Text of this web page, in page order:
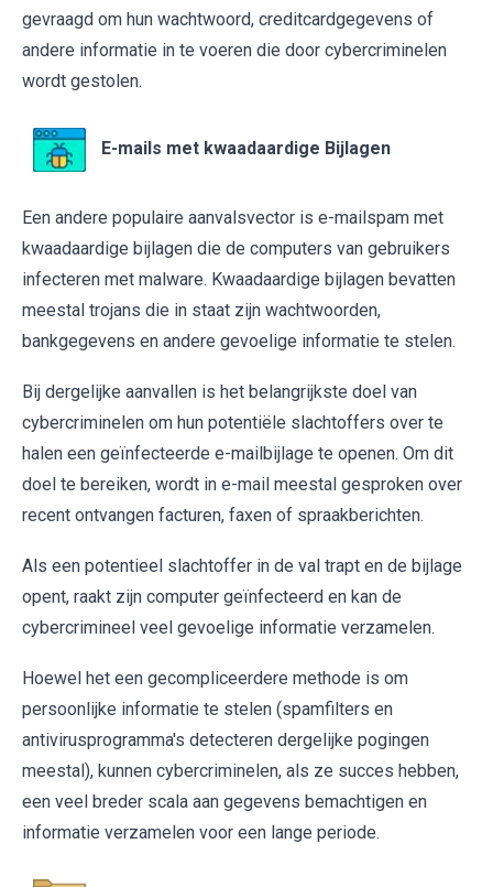
gevraagd om hun wachtwoord, creditcardgegevens of
andere informatie in te voeren die door cybercriminelen
wordt gestolen.
E-mails met kwaadaardige Bijlagen
Een andere populaire aanvalsvector is e-mailspam met
kwaadaardige bijlagen die de computers van gebruikers
infecteren met malware. Kwaadaardige bijlagen bevatten
meestal trojans die in staat zijn wachtwoorden,
bankgegevens en andere gevoelige informatie te stelen.
Bij dergelijke aanvallen is het belangrijkste doel van
cybercriminelen om hun potentiële slachtoffers over te
halen een geïnfecteerde e-mailbijlage te openen. Om dit
doel te bereiken, wordt in e-mail meestal gesproken over
recent ontvangen facturen, faxen of spraakberichten.
Als een potentieel slachtoffer in de val trapt en de bijlage
opent, raakt zijn computer geïnfecteerd en kan de
cybercrimineel veel gevoelige informatie verzamelen.
Hoewel het een gecompliceerdere methode is om
persoonlijke informatie te stelen (spamfilters en
antivirusprogramma's detecteren dergelijke pogingen
meestal), kunnen cybercriminelen, als ze succes hebben,
een veel breder scala aan gegevens bemachtigen en
informatie verzamelen voor een lange periode.